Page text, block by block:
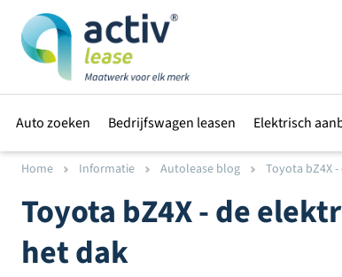
Auto zoeken Bedrijfswagen leasen Elektrisch
Home Informatie Autolease blog Toyota bZ4X
Toyota bZ4X - de
het dak